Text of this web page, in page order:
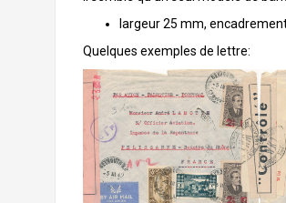
largeur 25 mm,
Quelques exemples de lettre: